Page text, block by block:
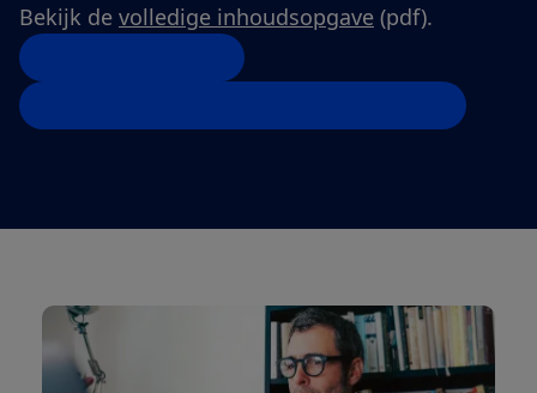
Bekijk de volledige inhoudsopgave (pdf).